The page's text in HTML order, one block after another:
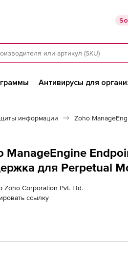
Антивирусы для
информации Zoho
ManageEngine
для Perpetual
5000 Workstations
Zoho Corporation Pvt. Ltd.
ссылку